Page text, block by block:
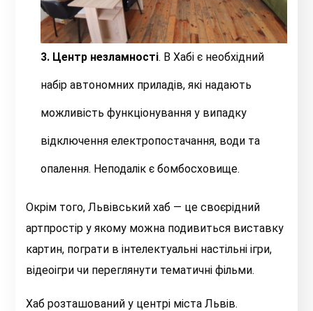
3. Центр незламності. В Хабі є необхідний
набір автономних приладів, які надають
можливість функціонування у випадку
відключення електропостачання, води та
опалення. Неподалік є бомбосховище.
Окрім того, Львівський хаб — це своєрідний
артпростір у якому можна подивиться виставку
картин, пограти в інтелектуальні настільні ігри,
відеоігри чи переглянути тематичні фільми.
Хаб розташований у центрі міста Львів.